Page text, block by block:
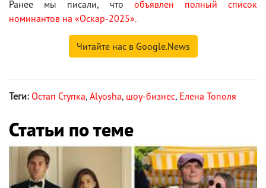
Ранее мы писали, что объявлен полный список
номинантов на «Оскар-2025».
Читайте нас в Google.News
Теги: Остап Ступка, Alyosha, шоу-бизнес, Елена Тополя
Статьи по теме